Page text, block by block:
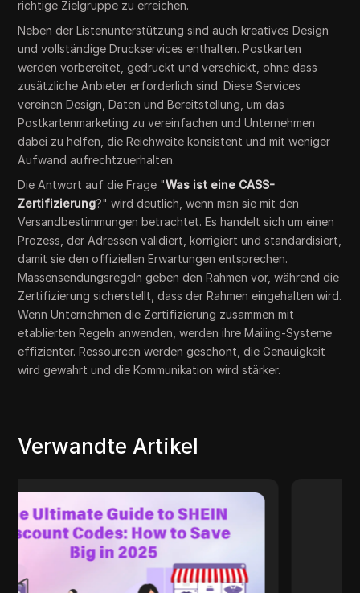
richtige Zielgruppe zu erreichen.
Neben der Listenunterstützung sind auch kreatives Design
und vollständige Druckservices enthalten. Postkarten
werden vorbereitet, gedruckt und verschickt, ohne dass
zusätzliche Anbieter erforderlich sind. Diese Services
vereinen Design, Daten und Bereitstellung, um das
Postkartenmarketing zu vereinfachen und Unternehmen
dabei zu helfen, die Reichweite konsistent und mit weniger
Aufwand aufrechtzuerhalten.
Die Antwort auf die Frage "Was ist eine CASS-
Zertifizierung?" wird deutlich, wenn man sie mit den
Versandbestimmungen betrachtet. Es handelt sich um einen
Prozess, der Adressen validiert, korrigiert und standardisiert,
damit sie den offiziellen Erwartungen entsprechen.
Massensendungsregeln geben den Rahmen vor, während die
Zertifizierung sicherstellt, dass der Rahmen eingehalten wird.
Wenn Unternehmen die Zertifizierung zusammen mit
etablierten Regeln anwenden, werden ihre Mailing-Systeme
effizienter. Ressourcen werden geschont, die Genauigkeit
wird gewahrt und die Kommunikation wird stärker.
Verwandte Artikel